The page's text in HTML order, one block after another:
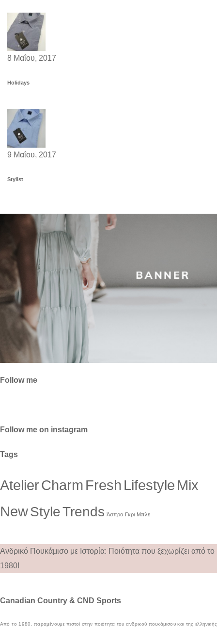
8 Μαΐου, 2017
Holidays
9 Μαΐου, 2017
Stylist
Follow me
Follow me on instagram
Tags
AtelierCharm Fresh Lifestyle Mix
NewStyleTrends Άσπρο Γκρι Μπλε
Ανδρικό Πουκάμισο με Ιστορία: Ποιότητα που ξεχωρίζει από το
1980!
Canadian Country & CND Sports
Από το 1980, παραμένουμε πιστοί στην ποιότητα του ανδρικού πουκάμισου και της ελληνικής